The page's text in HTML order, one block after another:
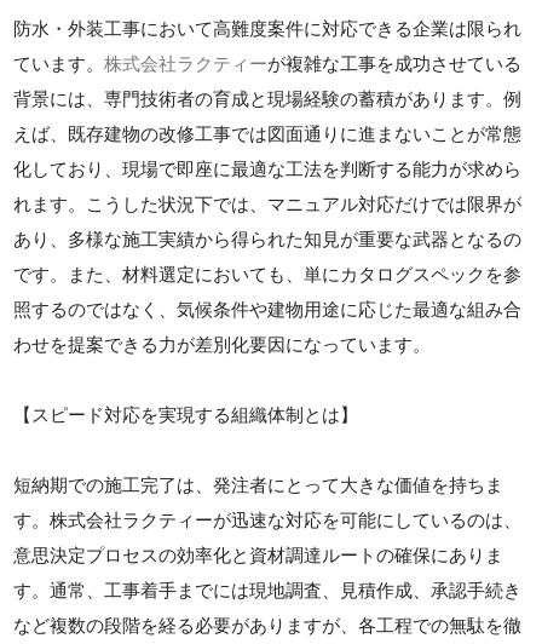
防水・外装工事において高難度案件に対応できる企業は限られ
ています。株式会社ラクティーが複雑な工事を成功させている
背景には、専門技術者の育成と現場経験の蓄積があります。例
えば、既存建物の改修工事では図面通りに進まないことが常態
化しており、現場で即座に最適な工法を判断する能力が求めら
れます。こうした状況下では、マニュアル対応だけでは限界が
あり、多様な施工実績から得られた知見が重要な武器となるの
です。また、材料選定においても、単にカタログスペックを参
照するのではなく、気候条件や建物用途に応じた最適な組み合
わせを提案できる力が差別化要因になっています。
【スピード対応を実現する組織体制とは】
短納期での施工完了は、発注者にとって大きな価値を持ちま
す。株式会社ラクティーが迅速な対応を可能にしているのは、
意思決定プロセスの効率化と資材調達ルートの確保にありま
す。通常、工事着手までには現地調査、見積作成、承認手続き
など複数の段階を経る必要がありますが、各工程での無駄を徹